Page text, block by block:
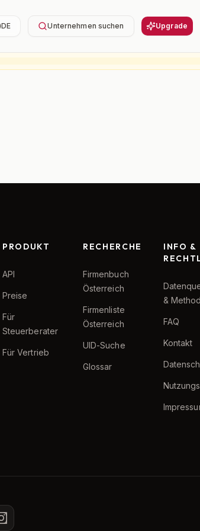
DE Unternehmen suchen Upgrade
PRODUKT
API
Preise
Für
Steuerberater
Für Vertrieb
RECHERCHE
Firmenbuch
Österreich
Firmenliste
Österreich
UID-Suche
Glossar
INFO &
&
FAQ
Kontakt